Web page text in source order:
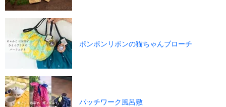
ポンポンリボンの猫ちゃんブローチ
パッチワーク風呂敷